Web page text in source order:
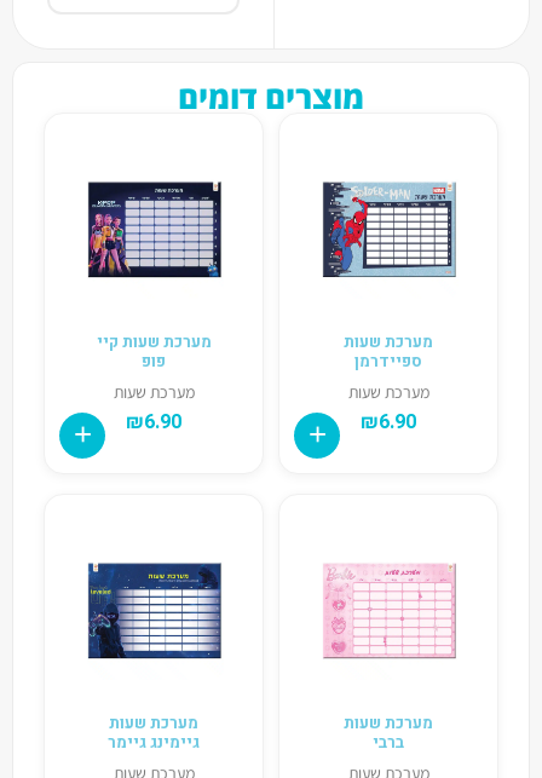
מוצרים דומים
מערכת שעות
ספיידרמן
מערכת שעות
₪6.90
מערכת שעות קיי
פופ
מערכת שעות
₪6.90
מערכת שעות
ברבי
מערכת שעות
מערכת שעות
גיימינג גיימר
מערכת שעות